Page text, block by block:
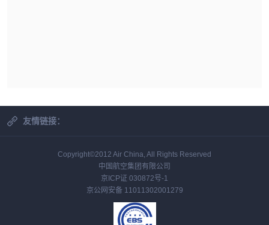
友情链接：
Copyright©2012 Air China, All Rights Reserved
中国航空集团有限公司
京ICP证 030872号-1
京公网安备 11011302001279